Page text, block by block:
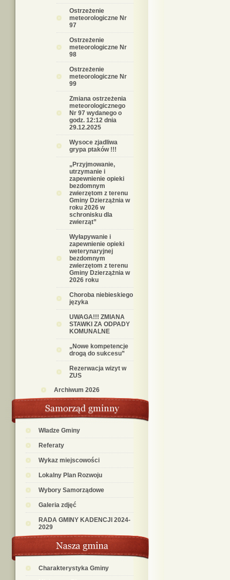
Ostrzeżenie
meteorologiczne Nr
97
Ostrzeżenie
meteorologiczne Nr
98
Ostrzeżenie
meteorologiczne Nr
99
Zmiana ostrzeżenia
meteorologicznego
Nr 97 wydanego o
godz. 12:12 dnia
29.12.2025
Wysoce zjadliwa
grypa ptaków !!!
„Przyjmowanie,
utrzymanie i
zapewnienie opieki
bezdomnym
zwierzętom z terenu
Gminy Dzierzążnia w
roku 2026 w
schronisku dla
zwierząt”
Wyłapywanie i
zapewnienie opieki
weterynaryjnej
bezdomnym
zwierzętom z terenu
Gminy Dzierzążnia w
2026 roku
Choroba niebieskiego
języka
UWAGA!!! ZMIANA
STAWKI ZA ODPADY
KOMUNALNE
„Nowe kompetencje
drogą do sukcesu”
Rezerwacja wizyt w
ZUS
Archiwum 2026
Władze Gminy
Referaty
Wykaz miejscowości
Lokalny Plan Rozwoju
Wybory Samorządowe
Galeria zdjęć
RADA GMINY KADENCJI 2024-
2029
Charakterystyka Gminy